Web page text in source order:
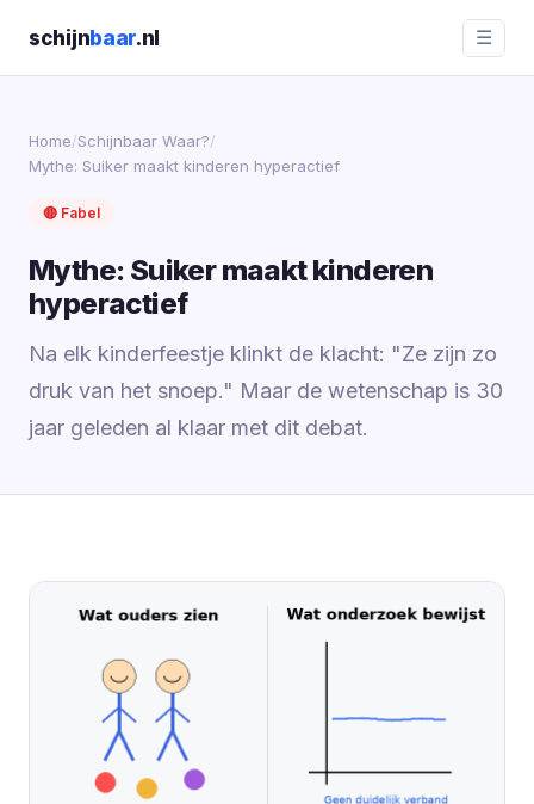
schijnbaar.nl ☰
Home/Schijnbaar Waar?/
Mythe: Suiker maakt kinderen hyperactief
🔴 Fabel
Mythe: Suiker maakt kinderen
hyperactief
Na elk kinderfeestje klinkt de klacht: "Ze zijn zo
druk van het snoep." Maar de wetenschap is 30
jaar geleden al klaar met dit debat.